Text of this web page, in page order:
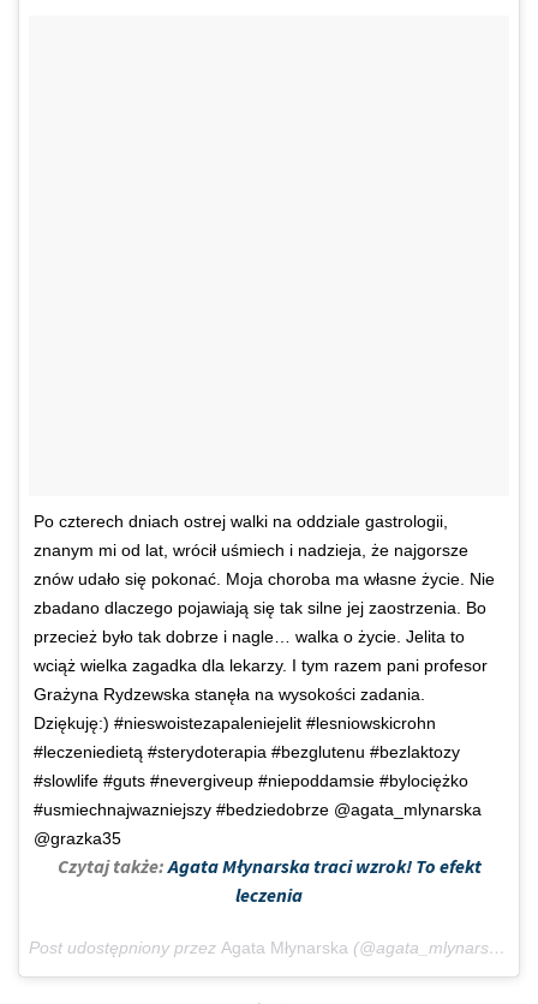
Po czterech dniach ostrej walki na oddziale gastrologii,
znanym mi od lat, wrócił uśmiech i nadzieja, że najgorsze
znów udało się pokonać. Moja choroba ma własne życie. Nie
zbadano dlaczego pojawiają się tak silne jej zaostrzenia. Bo
przecież było tak dobrze i nagle… walka o życie. Jelita to
wciąż wielka zagadka dla lekarzy. I tym razem pani profesor
Grażyna Rydzewska stanęła na wysokości zadania.
Dziękuję:) #nieswoistezapaleniejelit #lesniowskicrohn
#leczeniedietą #sterydoterapia #bezglutenu #bezlaktozy
#slowlife #guts #nevergiveup #niepoddamsie #bylociężko
#usmiechnajwazniejszy #bedziedobrze @agata_mlynarska
@grazka35
Czytaj także:Agata Młynarska traci wzrok! To efekt
leczenia
Post udostępniony przez Agata Młynarska (@agata_mlynarska)